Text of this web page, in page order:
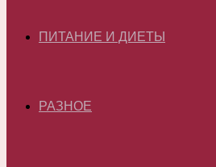
ПИТАНИЕ И ДИЕТЫ
РАЗНОЕ